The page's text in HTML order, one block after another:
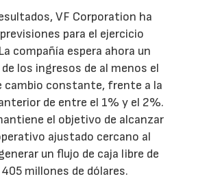
VF Corporation ha
para el ejercicio
compañía espera ahora un
los ingresos de al menos el
cambio constante, frente a la
de entre el 1% y el 2%.
el objetivo de alcanzar
ajustado cercano al
un flujo de caja libre de
millones de dólares.